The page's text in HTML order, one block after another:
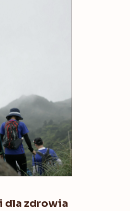
dla zdrowia